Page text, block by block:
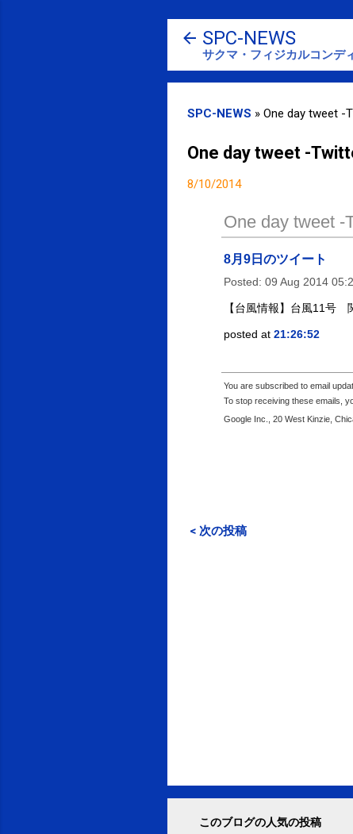
SPC-NEWS
サクマ・フィジカルコンデ
SPC-NEWS » One day tweet -
One day tweet -
8/10/2014
One day tweet -
8月9日のツイート
Posted: 09 Aug 2014
【台風情報】台風11号
posted at 21:26:52
You are subscribed to email
To stop receiving these emails,
Google Inc., 20 West Kinzie,
< 次の投稿
このブログの人気の投稿